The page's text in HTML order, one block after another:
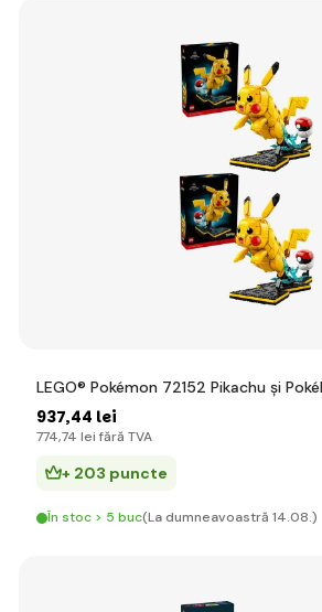
LEGO® Pokémon 72152 Pikachu și
937,44 lei
774,74 lei fără TVA
+ 203 puncte
În stoc > 5 buc(La dumneavoastră 14.08.)